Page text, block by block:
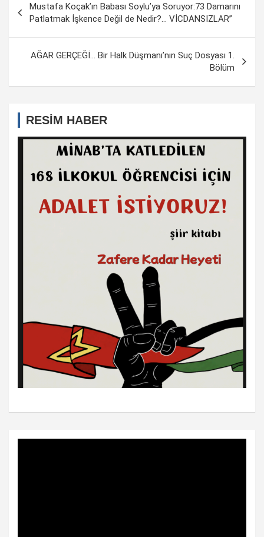
dolaşımı
Mustafa Koçak’ın Babası Soylu’ya Soruyor:73 Damarını
Patlatmak İşkence Değil de Nedir?… VİCDANSIZLAR”
AĞAR GERÇEĞİ… Bir Halk Düşmanı’nın Suç Dosyası 1.
Bölüm
RESİM HABER